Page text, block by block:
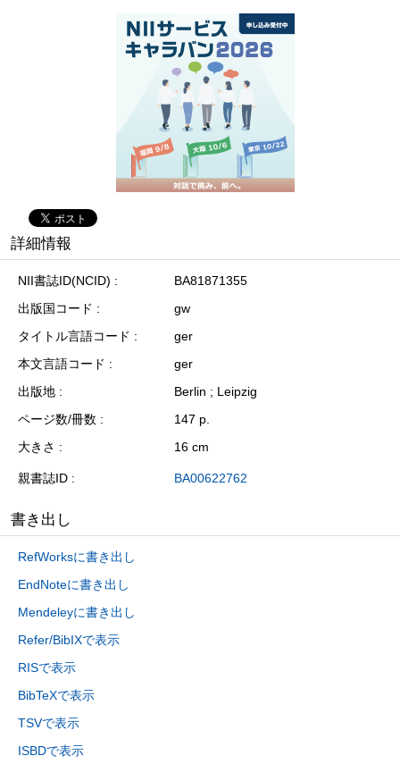
詳細情報
NII書誌ID(NCID)
BA81871355
出版国コード
gw
タイトル言語コード
ger
本文言語コード
ger
出版地
Berlin ; Leipzig
ページ数/冊数
147 p.
大きさ
16 cm
親書誌ID BA00622762
書き出し
RefWorksに書き出し
EndNoteに書き出し
Mendeleyに書き出し
Refer/BibIXで表示
RISで表示
BibTeXで表示
TSVで表示
ISBDで表示